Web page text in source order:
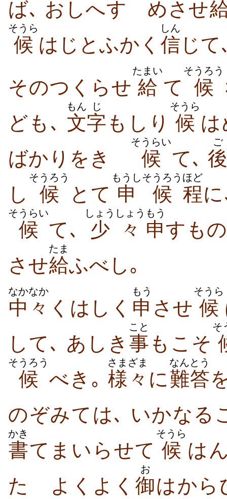
ば､ おしへすゝめさせ
候
そうら
はじとふかく 信
しん
じ
そのつくらせ 給
たまい
て 候
そうろう
ども､ 文
もん
字
じ
もしり 候
そうら
は
ばかりをきゝ
候
そうらい
て､ 後
ご
し 候
そうろう
とて 申
もうし
候
そうろう
程
ほど
候
そうらい
て､ 少々
しょうしょう
申
もう
すも
させ給
たま
ふべし｡
中々
なかなか
くはしく 申
もう
させ 候
そうら
して､ あしき 事
こと
もこそ
そ
候
そうろう
べき｡ 様々
さまざま
に難答
なんとう
のぞみては､ いかなる
書
かき
てまいらせて 候
そうら
は
たゞよくよく 御
お
はから